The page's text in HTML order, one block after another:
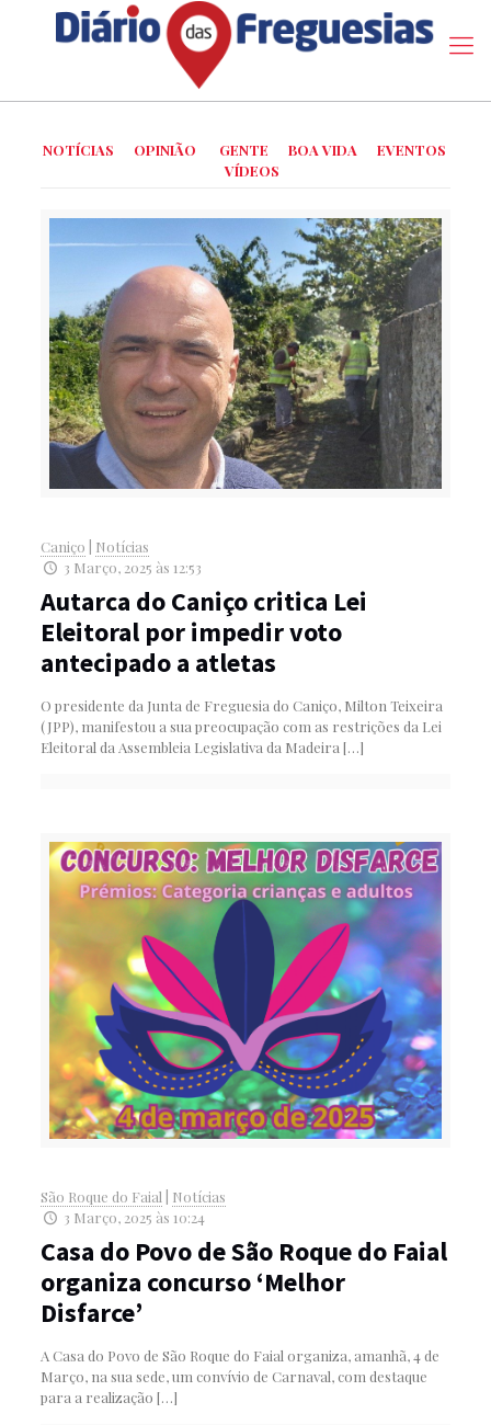
NOTÍCIAS OPINIÃO GENTE BOA VIDA
EVENTOS
VÍDEOS
Caniço
Notícias
3 Março, 2025 às 12:53
Autarca do Caniço critica Lei
Eleitoral por impedir voto
antecipado a atletas
O presidente da Junta de Freguesia do Caniço, Milton Teixeira
(JPP), manifestou a sua preocupação com as restrições da Lei
Eleitoral da Assembleia Legislativa da Madeira […]
São Roque do Faial
Notícias
3 Março, 2025 às 10:24
Casa do Povo de São Roque do Faial
organiza concurso ‘Melhor
Disfarce’
A Casa do Povo de São Roque do Faial organiza, amanhã, 4 de
Março, na sua sede, um convívio de Carnaval, com destaque
para a realização […]